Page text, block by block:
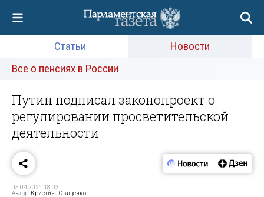
Статьи
Новости
Все о пенсиях в России
Путин подписал законопроект о
регулировании просветительской
деятельности
05.04.2021 18:03
Автор: Кристина Стащенко